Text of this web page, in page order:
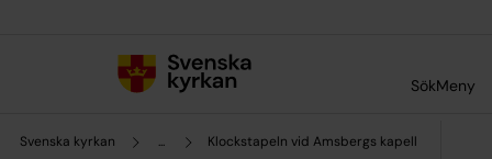
SökMeny
Svenska kyrkan ... Klockstapeln vid Amsbergs kapell